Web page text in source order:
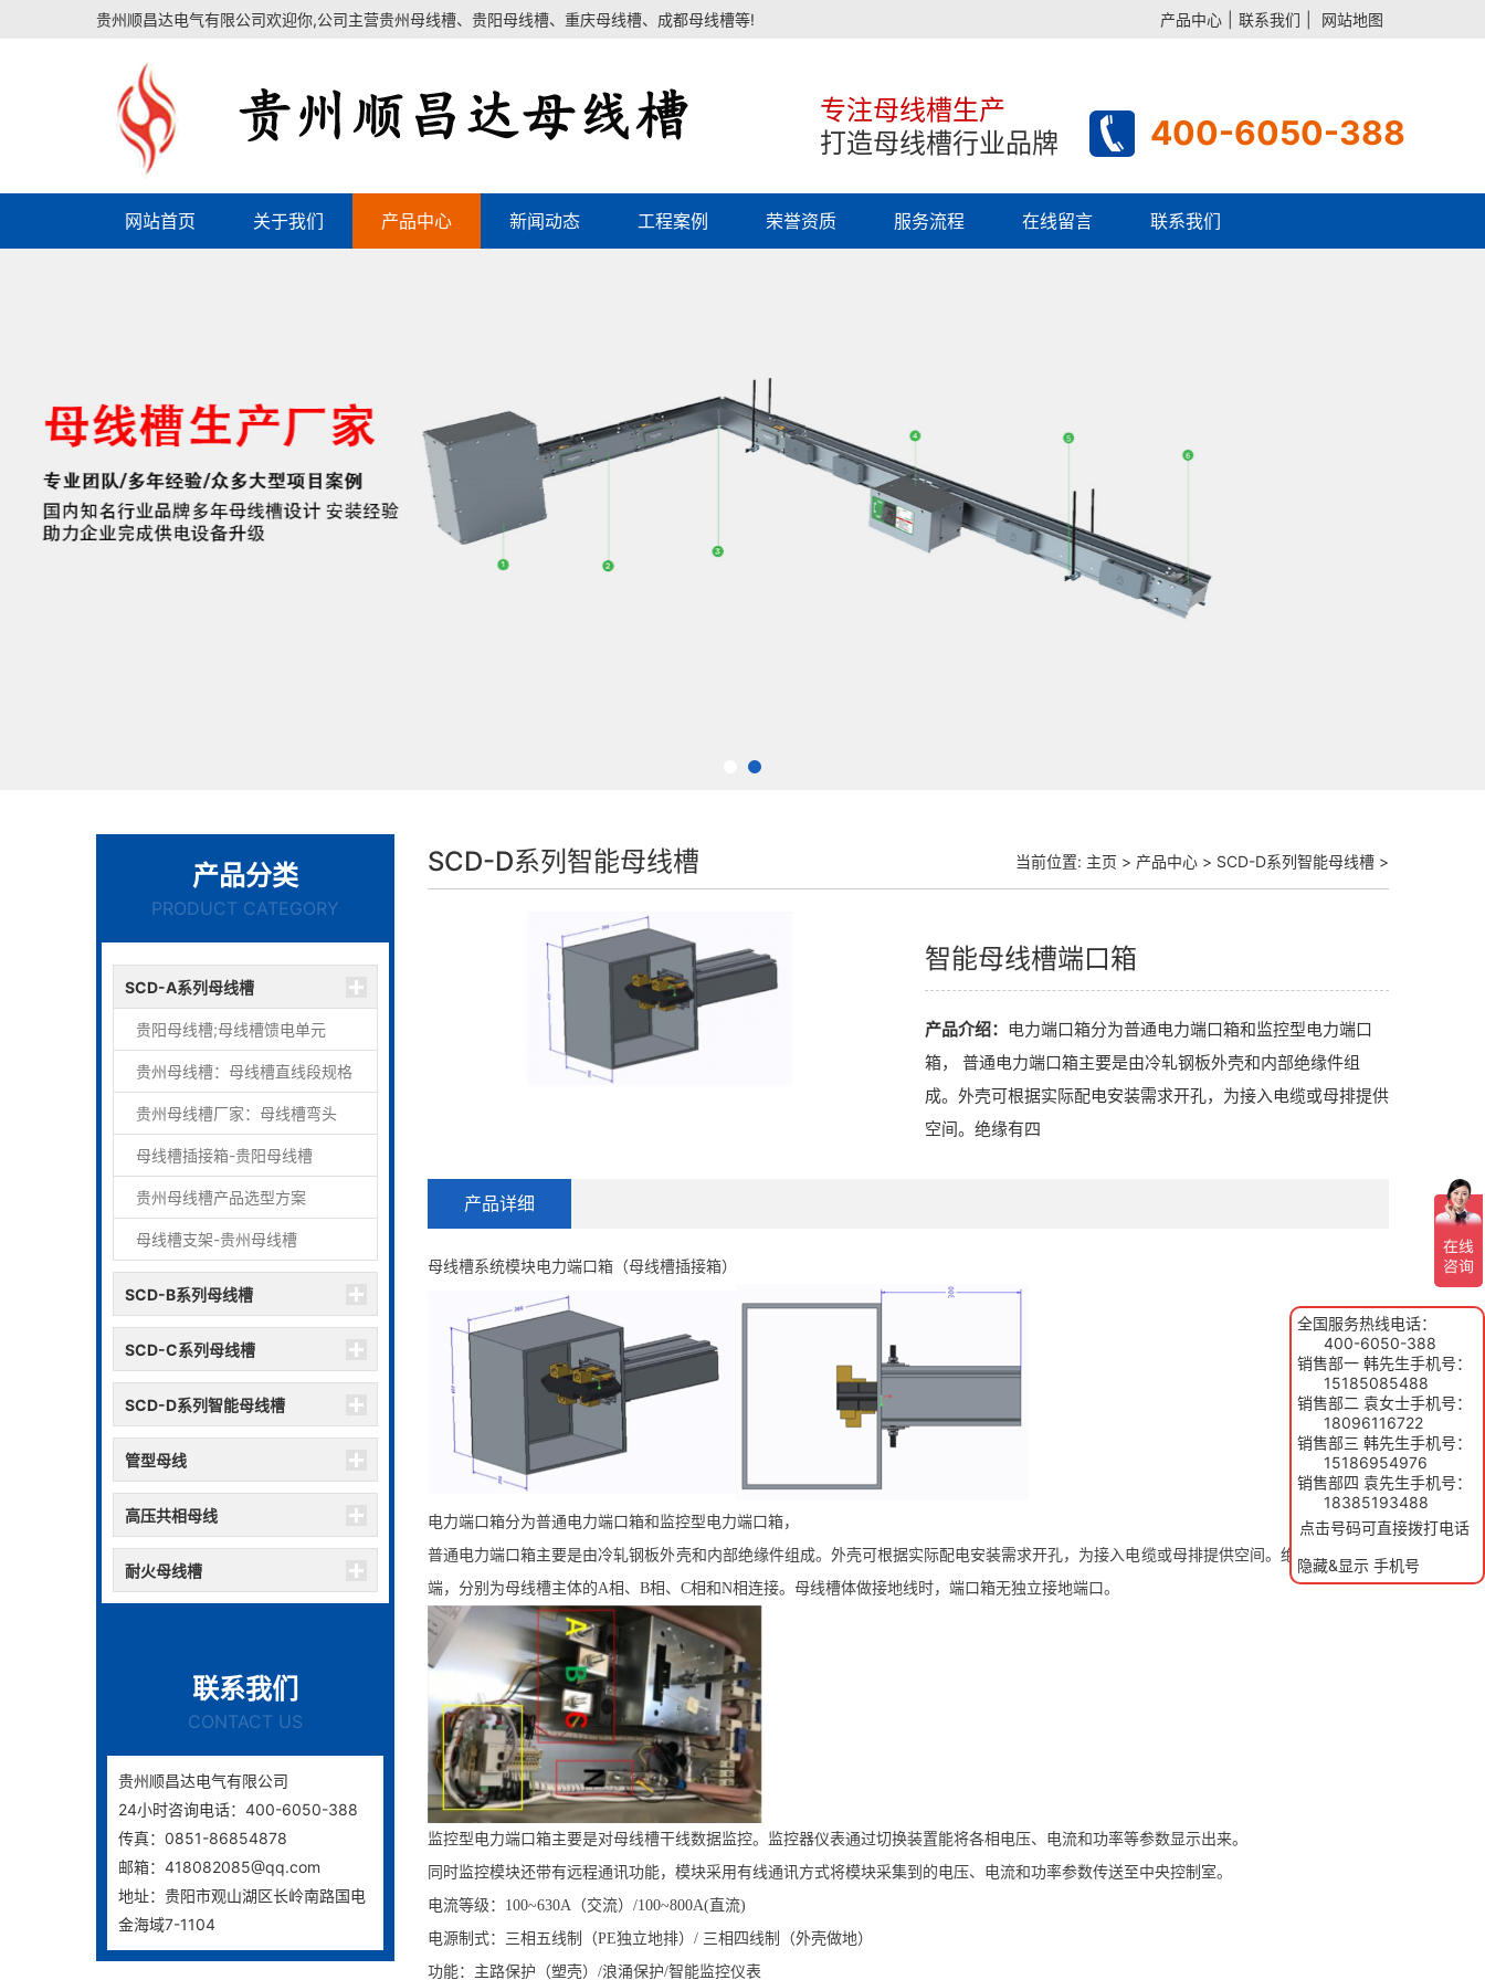
贵州顺昌达电气有限公司欢迎你,公司主营贵州母线槽、贵阳母线槽、重庆母线槽、成都母线槽等! 产品中心 联系我们 网站地图
专注母线槽生产
打造母线槽行业品牌
400-6050-388
网站首页 关于我们 产品中心 新闻动态 工程案例 荣誉资质 服务流程 在线留言 联系我们
产品分类
PRODUCT CATEGORY
SCD-A系列母线槽
贵阳母线槽;母线槽馈电单元
贵州母线槽：母线槽直线段规格
贵州母线槽厂家：母线槽弯头
母线槽插接箱-贵阳母线槽
贵州母线槽产品选型方案
母线槽支架-贵州母线槽
SCD-B系列母线槽
SCD-C系列母线槽
SCD-D系列智能母线槽
管型母线
高压共相母线
耐火母线槽
联系我们
CONTACT US
贵州顺昌达电气有限公司
24小时咨询电话：400-6050-388
传真：0851-86854878
邮箱：418082085@qq.com
地址：贵阳市观山湖区长岭南路国电
金海域7-1104
SCD-D系列智能母线槽 当前位置: 主页 > 产品中心 > SCD-D系列智能母线槽 >
智能母线槽端口箱
产品介绍： 电力端口箱分为普通电力端口箱和监控型电力端口
箱， 普通电力端口箱主要是由冷轧钢板外壳和内部绝缘件组
成。外壳可根据实际配电安装需求开孔，为接入电缆或母排提供
空间。绝缘有四
产品详细
母线槽系统模块电力端口箱（母线槽插接箱）
电力端口箱分为普通电力端口箱和监控型电力端口箱，
普通电力端口箱主要是由冷轧钢板外壳和内部绝缘件组成。外壳可根据实际配电安装需求开孔，为接入电缆或母排提供空间。绝缘有四个接线
端，分别为母线槽主体的A相、B相、C相和N相连接。母线槽体做接地线时，端口箱无独立接地端口。
监控型电力端口箱主要是对母线槽干线数据监控。监控器仪表通过切换装置能将各相电压、电流和功率等参数显示出来。
同时监控模块还带有远程通讯功能，模块采用有线通讯方式将模块采集到的电压、电流和功率参数传送至中央控制室。
电流等级：100~630A（交流）/100~800A(直流)
电源制式：三相五线制（PE独立地排）/ 三相四线制（外壳做地）
功能：主路保护（塑壳）/浪涌保护/智能监控仪表
全国服务热线电话：
400-6050-388
销售部一 韩先生手机号：
15185085488
销售部二 袁女士手机号：
18096116722
销售部三 韩先生手机号：
15186954976
销售部四 袁先生手机号：
18385193488
点击号码可直接拨打电话
隐藏&显示 手机号